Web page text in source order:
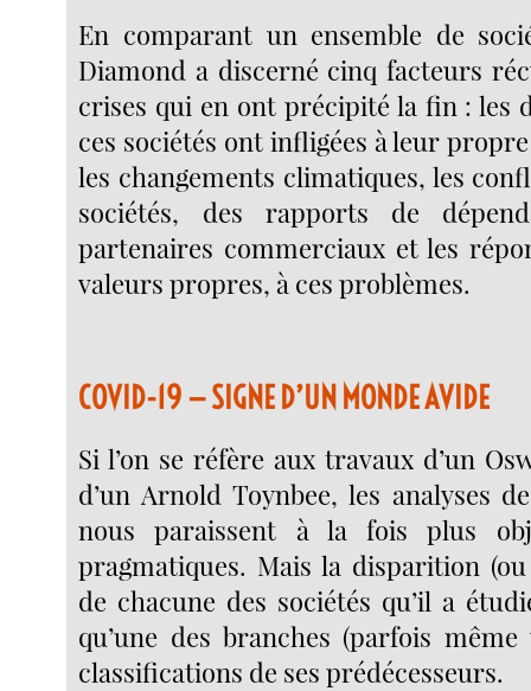
En comparant un ensemble de
Diamond a discerné cinq facteurs
crises qui en ont précipité la fin : les
ces sociétés ont infligées à leur
les changements climatiques, les
sociétés, des rapports de
partenaires commerciaux et les
valeurs propres, à ces problèmes.
COVID-19 — SIGNE D’UN MONDE AVIDE
Si l’on se réfère aux travaux d’un
d’un Arnold Toynbee, les analyses
nous paraissent à la fois plus
pragmatiques. Mais la disparition
de chacune des sociétés qu’il a
qu’une des branches (parfois
classifications de ses prédécesseurs.